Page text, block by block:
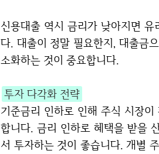
신용대출 역시 금리가 낮아지면
다. 대출이 정말 필요한지, 대출금
소화하는 것이 중요합니다.
투자 다각화 전략
기준금리 인하로 인해 주식 시장
합니다. 금리 인하로 혜택을 받을
서 투자하는 것이 좋습니다. 개별